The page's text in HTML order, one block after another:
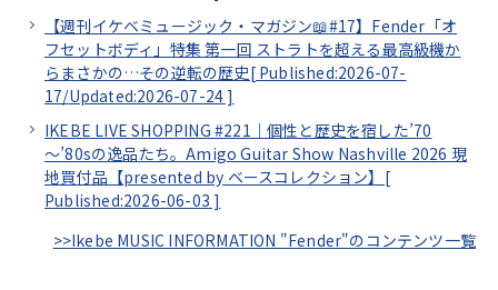
【週刊イケベミュージック・マガジン📖#17】Fender「オ
フセットボディ」特集 第一回 ストラトを超える最高級機か
らまさかの…その逆転の歴史[ Published:2026-07-
17/Updated:2026-07-24 ]
IKEBE LIVE SHOPPING #221｜個性と歴史を宿した’70
～’80sの逸品たち。Amigo Guitar Show Nashville 2026 現
地買付品【presented by ベースコレクション】[
Published:2026-06-03 ]
>>Ikebe MUSIC INFORMATION "Fender"のコンテンツ一覧